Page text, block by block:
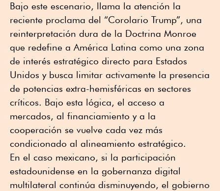
Bajo este escenario, llama la atención la
reciente proclama del “Corolario Trump”, una
reinterpretación dura de la Doctrina Monroe
que redefine a América Latina como una zona
de interés estratégico directo para Estados
Unidos y busca limitar activamente la presencia
de potencias extra-hemisféricas en sectores
críticos. Bajo esta lógica, el acceso a
mercados, al financiamiento y a la
cooperación se vuelve cada vez más
condicionado al alineamiento estratégico.
En el caso mexicano, si la participación
estadounidense en la gobernanza digital
multilateral continúa disminuyendo, el gobierno